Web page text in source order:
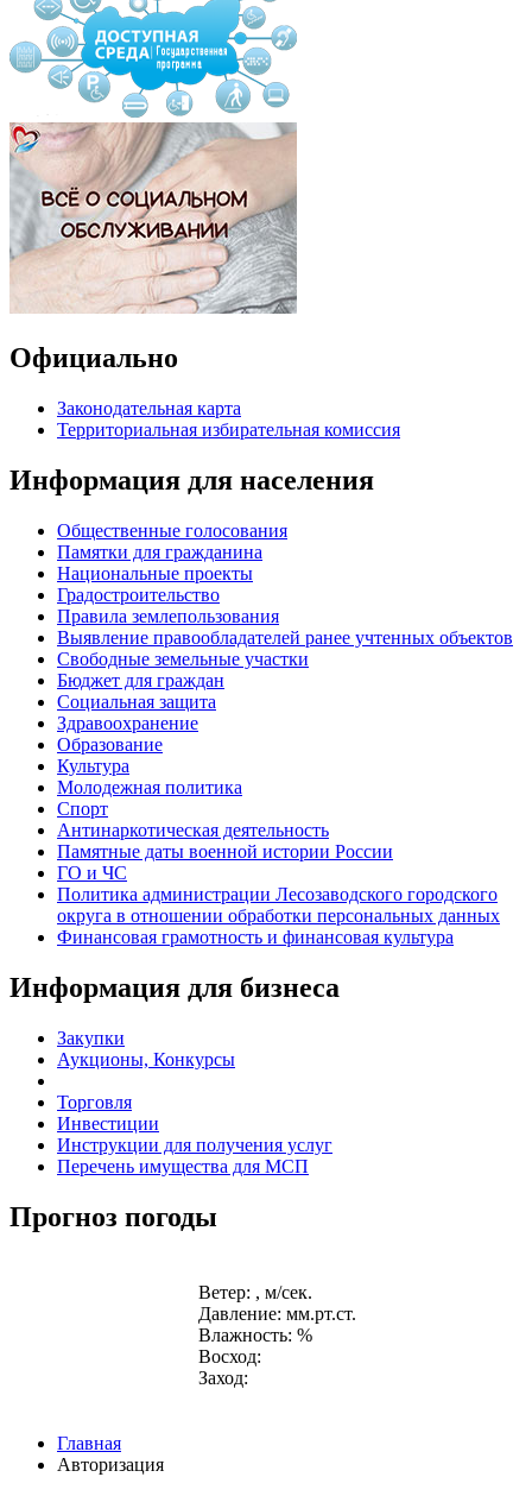
Официально
Законодательная карта
Территориальная избирательная комиссия
Информация для населения
Общественные голосования
Памятки для гражданина
Национальные проекты
Градостроительство
Правила землепользования
Выявление правообладателей ранее учтенных объектов
Свободные земельные участки
Бюджет для граждан
Социальная защита
Здравоохранение
Образование
Культура
Молодежная политика
Спорт
Антинаркотическая деятельность
Памятные даты военной истории России
ГО и ЧС
Политика администрации Лесозаводского городского
округа в отношении обработки персональных данных
Финансовая грамотность и финансовая культура
Информация для бизнеса
Закупки
Аукционы, Конкурсы
Торговля
Инвестиции
Инструкции для получения услуг
Перечень имущества для МСП
Прогноз погоды
Ветер: , м/сек.
Давление: мм.рт.ст.
Влажность: %
Восход:
Заход:
Главная
Авторизация